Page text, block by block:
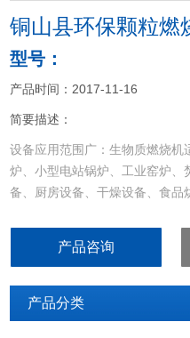
铜山县环保颗粒燃
型号：
产品时间：2017-11-16
简要描述：
设备应用范围广：生物质燃烧机
炉、小型电站锅炉、工业窑炉、
备、厨房设备、干燥设备、食品
铜山县环保颗粒燃烧机热能设备
产品咨询
产品分类